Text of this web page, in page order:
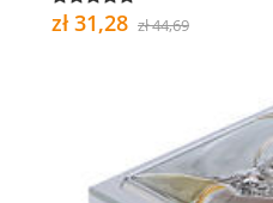
zł 31,28 zł 44,69